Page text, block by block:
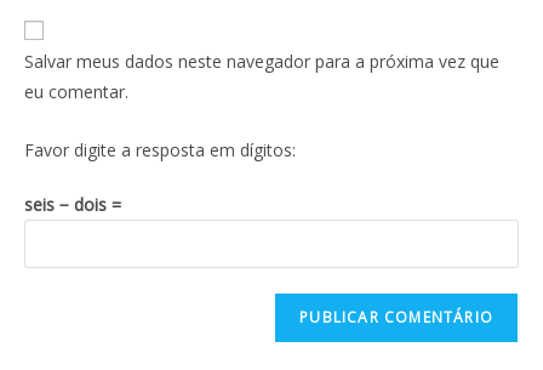
Salvar meus dados neste navegador para a próxima vez que
eu comentar.
Favor digite a resposta em dígitos:
seis − dois =